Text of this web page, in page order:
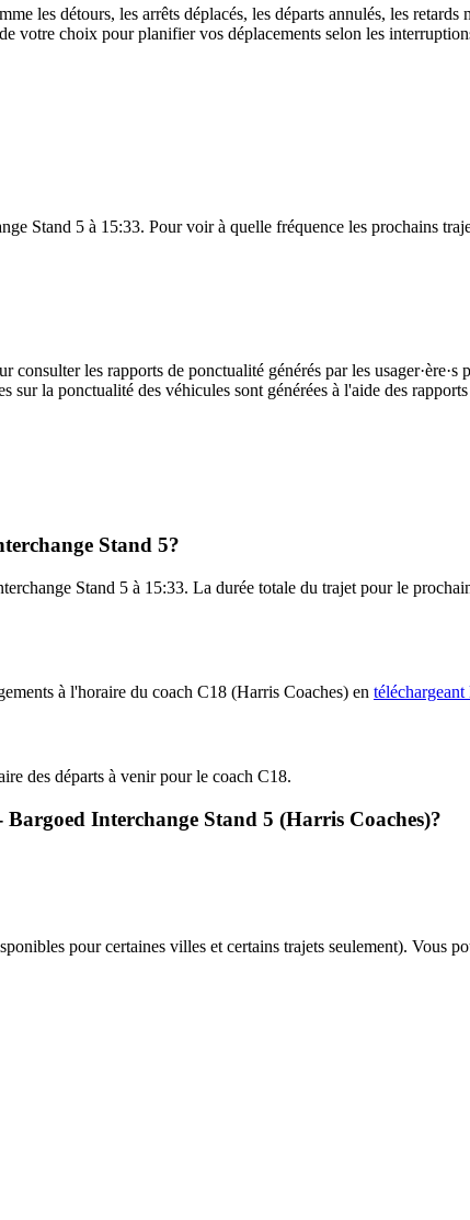
les détours, les arrêts déplacés, les départs annulés, les retards
votre choix pour planifier vos déplacements selon les
Stand 5 à 15:33. Pour voir à quelle fréquence les prochains
consulter les rapports de ponctualité générés par les
la ponctualité des véhicules sont générées à l'aide des rapports
Stand 5?
Stand 5 à 15:33. La durée totale du trajet pour le
à l'horaire du coach C18 (Harris Coaches) en
des départs à venir pour le coach C18.
Interchange Stand 5 (Harris Coaches)?
pour certaines villes et certains trajets seulement). Vous